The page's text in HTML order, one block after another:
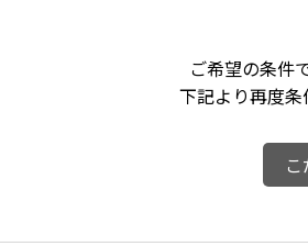
ご希望の条件
下記より再度条